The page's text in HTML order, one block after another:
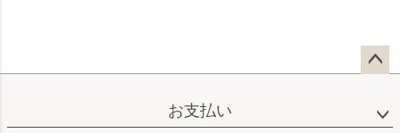
ップ
お支払い